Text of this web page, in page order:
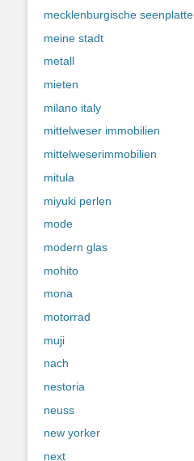
mecklenburgische seenplatte
meine stadt
metall
mieten
milano italy
mittelweser immobilien
mittelweserimmobilien
mitula
miyuki perlen
mode
modern glas
mohito
mona
motorrad
muji
nach
nestoria
neuss
new yorker
next